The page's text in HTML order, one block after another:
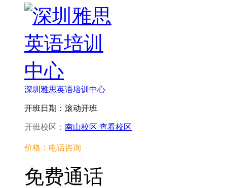
深圳雅思英语培训中心
开班日期：滚动开班
开班校区： 南山校区 查看校区
价格：电话咨询
免费通话